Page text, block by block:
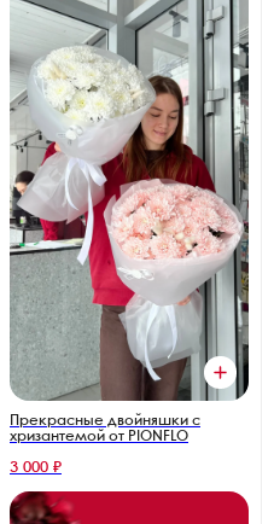
Прекрасные двойняшки с
хризантемой от PIONFLO
3 000 ₽